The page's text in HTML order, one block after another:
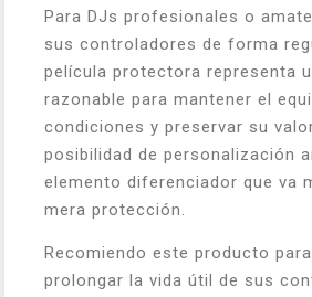
Para DJs profesionales o
sus controladores de forma
película protectora representa
razonable para mantener el
condiciones y preservar su
posibilidad de personalización
elemento diferenciador que va
mera protección.
Recomiendo este producto
prolongar la vida útil de sus